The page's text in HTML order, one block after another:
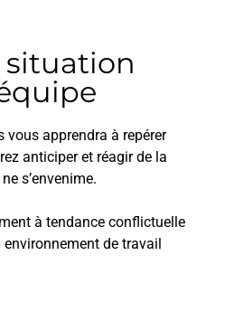
situation
apprendra à repérer
anticiper et réagir de la
s’envenime.
à tendance conflictuelle
de travail